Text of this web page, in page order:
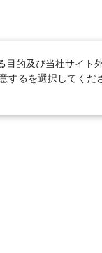
的及び当社サイ
するを選択してくだ